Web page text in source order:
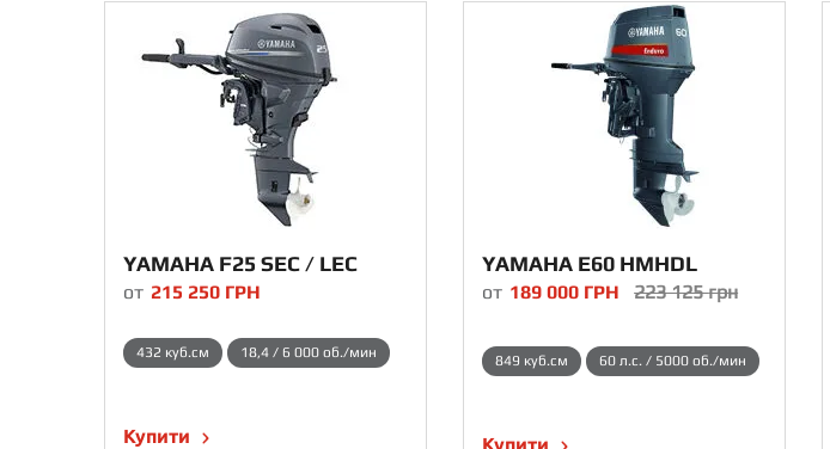
YAMAHA F25 SEC / LEC
от 215 250 ГРН
432 куб.см 18,4 / 6 000 об./мин
Купити
YAMAHA E60 HMHDL
от 189 000 ГРН 223 125грн
849 куб.см 60 л.с. / 5000 об./мин
Купити